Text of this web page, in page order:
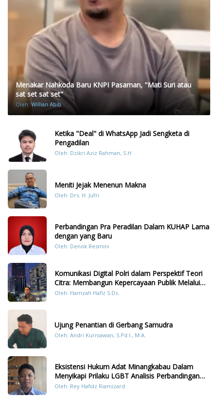
Menakar Nahkoda Baru KNPI Pasaman, "Mati Suri atau
sat set sat set"
Oleh:Willian Abib
Ketika "Deal" di WhatsApp Jadi Sengketa di
Pengadilan
Oleh: Dzikri Aziz Rahman, S.H
Meniti Jejak Menenun Makna
Oleh: Drs. H. Jufri
Perbandingan Pra Peradilan Dalam KUHAP Lama
dengan yang Baru
Oleh: Denok Resmini
Komunikasi Digital Polri dalam Perspektif Teori
Citra: Membangun Kepercayaan Publik Melalui
Konten Humanis Kesiapsiagaan Bencana di
Oleh: Hamzah Hafiz S.Ds.
Ujung Penantian di Gerbang Samudra
Oleh: Andri Kurniawan, S.Pd.I., M.A.
Eksistensi Hukum Adat Minangkabau Dalam
Menyikapi Prilaku LGBT Analisis Perbandingan
Dengan Hukum Pidana
Oleh: Rey Hafidz Riamizard